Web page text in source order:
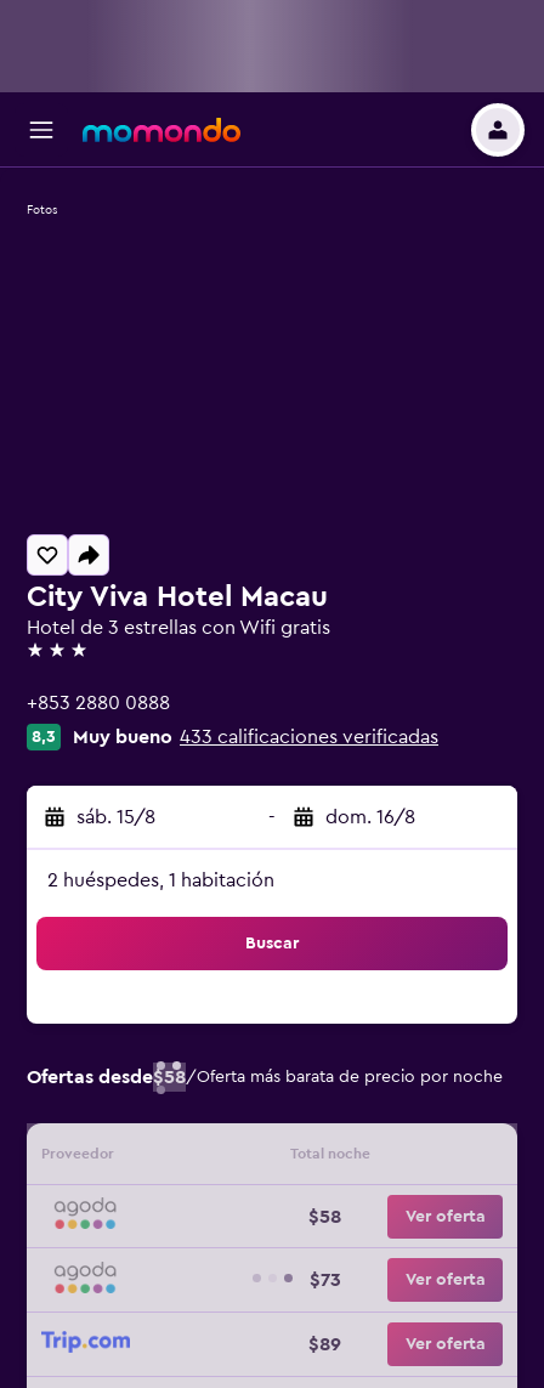
City Viva Hotel Macau
Hotel de 3 estrellas con Wifi gratis
3 estrellas
+853 2880 0888
8,3 Muy bueno 433 calificaciones verificadas
sáb. 15/8 - dom. 16/8
2 huéspedes, 1 habitación
Buscar
Ofertas desde$58/Oferta más barata de precio por noche
Proveedor Total noche
$58 Ver oferta
$73 Ver oferta
$89 Ver oferta
Fotos